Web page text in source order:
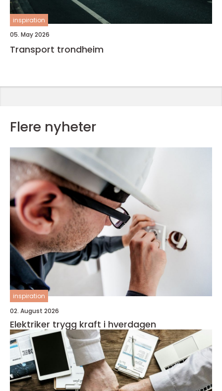
inspiration
05. May 2026
Transport trondheim
Flere nyheter
inspiration
02. August 2026
Elektriker trygg kraft i hverdagen